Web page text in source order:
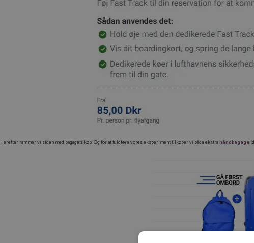
Herefter rammer vi siden med bagagetilkøb. Og for at fuldføre vores eksperiment tilkøber vi både ekstrahåndbagage